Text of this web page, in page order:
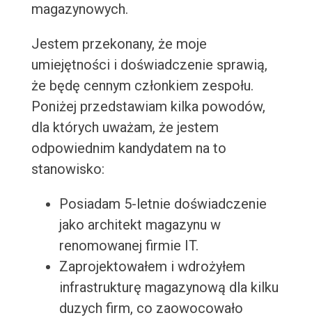
magazynowych.
Jestem przekonany, że moje
umiejętności i doświadczenie sprawią,
że będę cennym członkiem zespołu.
Poniżej przedstawiam kilka powodów,
dla których uważam, że jestem
odpowiednim kandydatem na to
stanowisko:
Posiadam 5-letnie doświadczenie
jako architekt magazynu w
renomowanej firmie IT.
Zaprojektowałem i wdrożyłem
infrastrukturę magazynową dla kilku
duzych firm, co zaowocowało